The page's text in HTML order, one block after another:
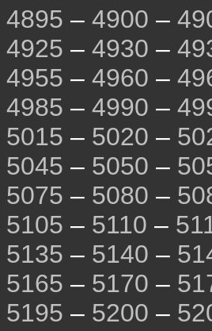
4895 – 4900 –
4925 – 4930 –
4955 – 4960 –
4985 – 4990 –
5015 – 5020 –
5045 – 5050 –
5075 – 5080 –
5105 – 5110 –
5135 – 5140 –
5165 – 5170 –
5195 – 5200 –